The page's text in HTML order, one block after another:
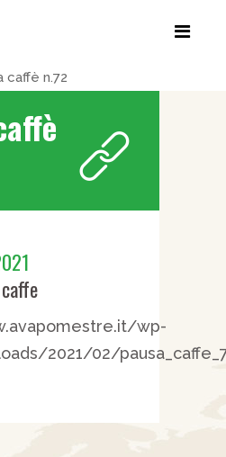
caffè n.72
wp-
2021/02/